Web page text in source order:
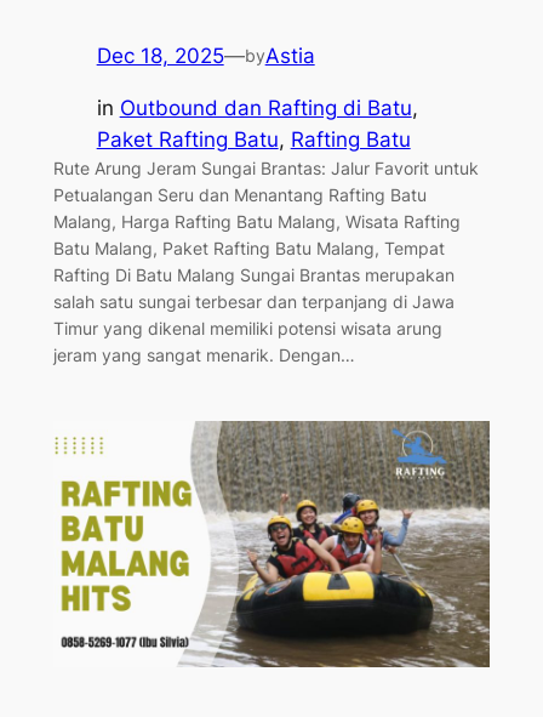
Dec 18, 2025—byAstia
in Outbound dan Rafting di Batu
Paket Rafting Batu, Rafting Batu
Rute Arung Jeram Sungai Brantas: Jalur Favorit untuk
Petualangan Seru dan Menantang Rafting Batu
Malang, Harga Rafting Batu Malang, Wisata Rafting
Batu Malang, Paket Rafting Batu Malang, Tempat
Rafting Di Batu Malang Sungai Brantas merupakan
salah satu sungai terbesar dan terpanjang di Jawa
Timur yang dikenal memiliki potensi wisata arung
jeram yang sangat menarik. Dengan…